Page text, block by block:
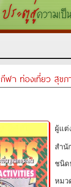
กีฬา ท่องเที่ยว สุขภ
ผู้แต่
สำนั
ชนิด
หมว